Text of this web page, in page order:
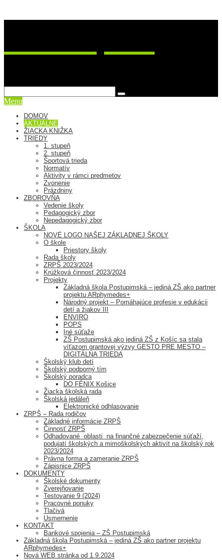
Menu
DOMOV
AKTUÁLNE
ŽIACKA KNIŽKA
TRIEDY
1. stupeň
2. stupeň
Športová trieda
Normatív
Aktivity v rámci predmetov
Zvonenie
Prázdniny
ZBOROVŇA
Vedenie školy
Pedagogický zbor
Nepedagogický zbor
ŠKOLA
NOVÉ LOGO NAŠEJ ZÁKLADNEJ ŠKOLY
O škole
Priestory školy
Rada školy
ZRPŠ 2023/2024
Krúžková činnosť 2023/2024
Projekty
Základná škola Postupimská – jediná ZŠ ako partner
projektu ARphymedes+
Národný projekt – Pomáhajúce profesie v edukácii
detí a žiakov III
ENVIRO
POPS
Iné súťaže
ZŠ Postupimská ako jediná ZŠ z Košíc sa stala
víťazom grantovej výzvy GESTO PRE MESTO –
DIGITÁLNA TRIEDA
Školský klub detí
Školský podporný tím
Školský poradca
DO FÉNIX Košice
Žiacka školská rada
Školská jedáleň
Elektronické odhlasovanie
ZRPŠ – Rada rodičov
Základné informácie ZRPŠ
Činnosť ZRPŠ
Odhadované oblasti na finančné zabezpečenie súťaží,
podujatí školských a mimoškolských aktivít na školský rok
2023/2024
Právna forma a zameranie ZRPŠ
Zápisnice ZRPŠ
DOKUMENTY
Školské dokumenty
Zverejňovanie
Testovanie 9 (2024)
Pracovné ponuky
Tlačivá
Usmernenie
KONTAKT
Bankové spojenia – ZŠ Postupimská
Základná škola Postupimská – jediná ZŠ ako partner projektu
ARphymedes+
Nová WEB stránka od 1.9.2024